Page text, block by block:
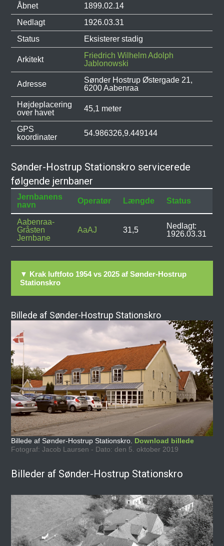
Åbnet
1899.02.14
Nedlagt
1926.03.31
Status
Eksisterer stadig
Arkitekt
Friedrich Wilhelm Adolph
Jablonowski
Adresse
Sønder Hostrup Østergade 21,
6200 Aabenraa
Højdeplacering
over havet
45,1 meter
GPS
koordinater
54.986326,9.449144
Sønder-Hostrup Stationskro servicerede
følgende jernbaner
Jernbanens
navn
Operatør Længde Status
Aabenraa-
Gråsten
Jernbane
AaAJ 31,5
Nedlagt:
1926.03.31
▼ Krak luftfoto 1954 vs 2025 af Sønder-Hostrup
Stationskro
Billede af Sønder-Hostrup Stationskro
Billede af Sønder-Hostrup Stationskro. Download billede
Fotograf: Jacob Laursen - Dato: den 5. oktober 2019
Billeder af Sønder-Hostrup Stationskro